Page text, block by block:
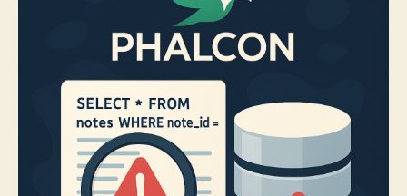
Çözümleri:
e_id